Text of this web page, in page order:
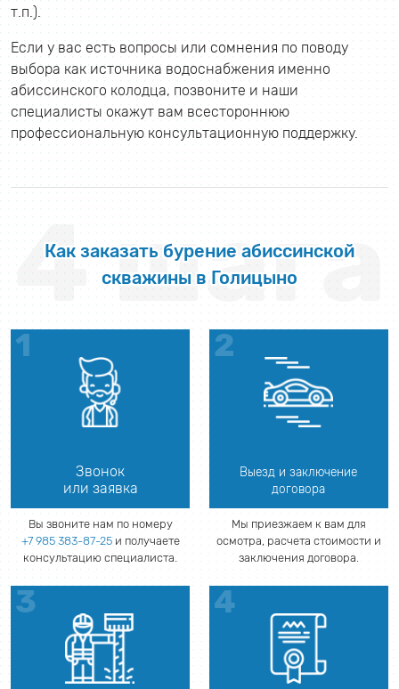
т.п.).
Если у вас есть вопросы или сомнения по поводу
выбора как источника водоснабжения именно
абиссинского колодца, позвоните и наши
специалисты окажут вам всестороннюю
профессиональную консультационную поддержку.
Как заказать бурение абиссинской
скважины в Голицыно
4 шага
Звонок
или заявка
Вы звоните нам по номеру
+7 985 383-87-25и получаете
консультацию специалиста.
Выезд и заключение
договора
Мы приезжаем к вам для
осмотра, расчета стоимости и
заключения договора.